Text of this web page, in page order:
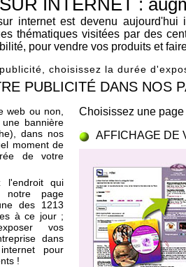
INTERNET :
internet est devenu
thématiques visitées par des
pour vendre vos produits et
choisissez la durée
PUBLICITÉ DANS NOS
web ou non,
bannière
dans nos
moment de
de votre
l'endroit qui
notre page
des 1213
à ce jour ;
vos
dans
pour
!
Choisissez une
AFFICHAGE DE